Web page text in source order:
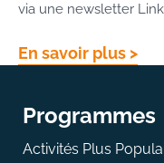
via une newsletter
En savoir plus >
Programmes
Activités Plus